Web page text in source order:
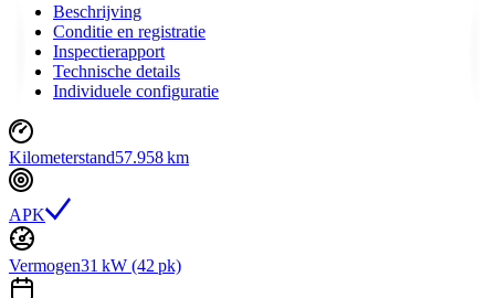
Beschrijving
Conditie en registratie
Inspectierapport
Technische details
Individuele configuratie
Kilometerstand57.958 km
APK
Vermogen31 kW (42 pk)